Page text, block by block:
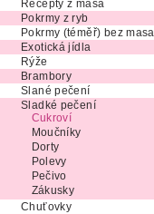
Recepty z masa
Pokrmy z ryb
Pokrmy (téměř) bez masa
Exotická jídla
Rýže
Brambory
Slané pečení
Sladké pečení
Cukroví
Moučníky
Dorty
Polevy
Pečivo
Zákusky
Chuťovky